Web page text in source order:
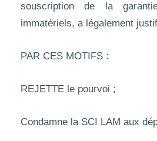
souscription de la
immatériels, a légalement
PAR CES MOTIFS :
REJETTE le pourvoi ;
Condamne la SCI LAM aux